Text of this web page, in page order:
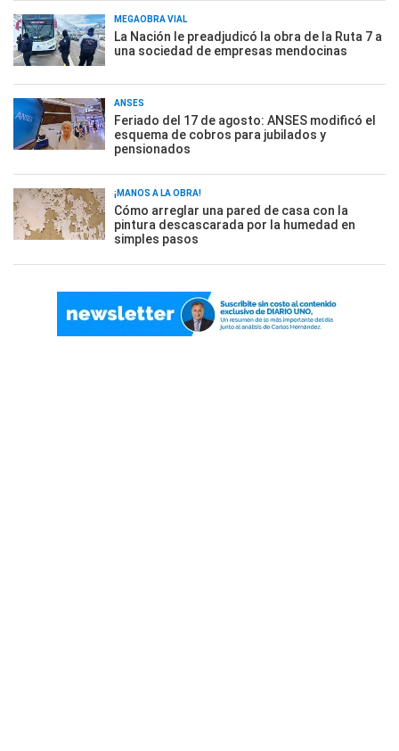
MEGAOBRA VIAL
La Nación le preadjudicó la obra de la Ruta 7 a
una sociedad de empresas mendocinas
ANSES
Feriado del 17 de agosto: ANSES modificó el
esquema de cobros para jubilados y
pensionados
¡MANOS A LA OBRA!
Cómo arreglar una pared de casa con la
pintura descascarada por la humedad en
simples pasos